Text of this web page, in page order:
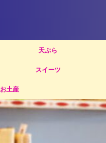
天ぷら
スイーツ
お土産